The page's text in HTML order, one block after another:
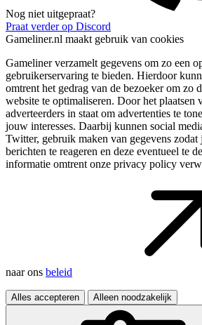
Nog niet uitgepraat?
Praat verder op Discord
Gameliner.nl maakt gebruik van cookies
Gameliner verzamelt gegevens om zo een
gebruikerservaring te bieden. Hierdoor
omtrent het gedrag van de bezoeker om zo
website te optimaliseren. Door het plaatsen
adverteerders in staat om advertenties te
jouw interesses. Daarbij kunnen social
Twitter, gebruik maken van gegevens zodat
berichten te reageren en deze eventueel te
informatie omtrent onze privacy policy
naar ons beleid
Alles accepteren Alleen noodzakelijk